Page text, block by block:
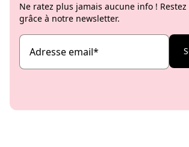
Ne ratez plus jamais aucune info !
grâce à notre newsletter.
Adresse email*